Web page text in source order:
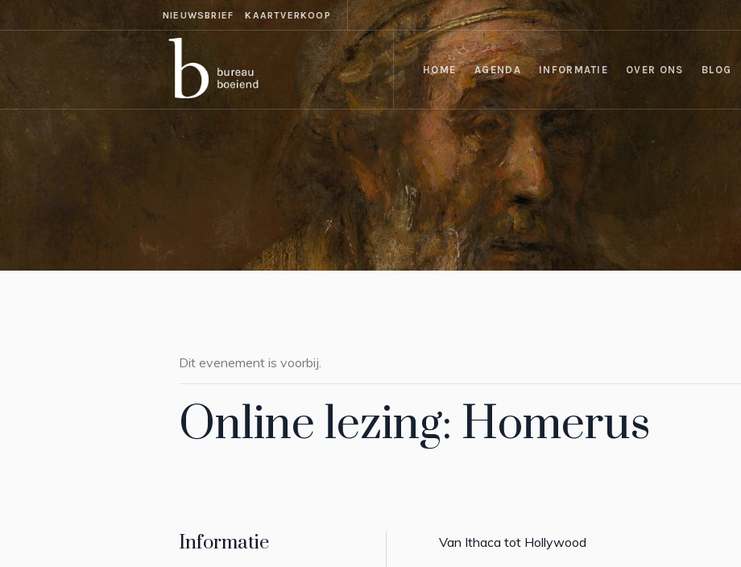
NIEUWSBRIEF KAARTVERKOOP
HOME AGENDA INFORMATIE OVER ONS BLOG
Dit evenement is voorbij.
Online lezing: Homerus
Informatie Van Ithaca tot Hollywood